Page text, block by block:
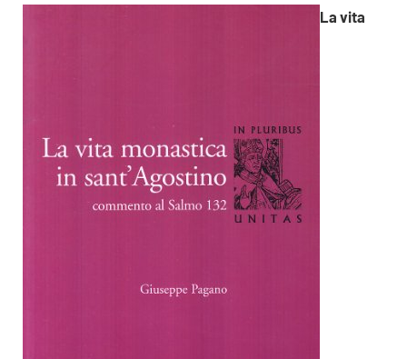
La vita